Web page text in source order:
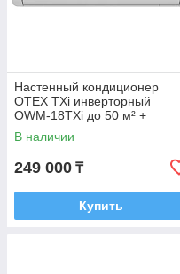
Настенный кондиционер
OTEX TXi инверторный
OWM-18TXi до 50 м² +
монтажный комплект
В наличии
249 000 ₸
Купить